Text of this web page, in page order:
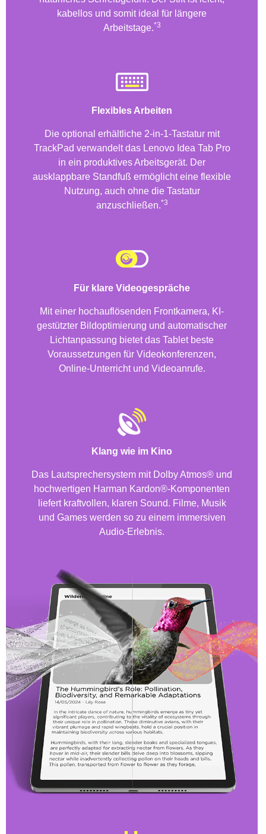
kabellos und somit ideal für längere
Arbeitstage.*3
Flexibles Arbeiten
Die optional erhältliche 2-in-1-Tastatur mit
TrackPad verwandelt das Lenovo Idea Tab Pro
in ein produktives Arbeitsgerät. Der
ausklappbare Standfuß ermöglicht eine flexible
Nutzung, auch ohne die Tastatur
anzuschließen.*3
Für klare Videogespräche
Mit einer hochauflösenden Frontkamera, KI-
gestützter Bildoptimierung und automatischer
Lichtanpassung bietet das Tablet beste
Voraussetzungen für Videokonferenzen,
Online-Unterricht und Videoanrufe.
Klang wie im Kino
Das Lautsprechersystem mit Dolby Atmos® und
hochwertigen Harman Kardon®-Komponenten
liefert kraftvollen, klaren Sound. Filme, Musik
und Games werden so zu einem immersiven
Audio-Erlebnis.